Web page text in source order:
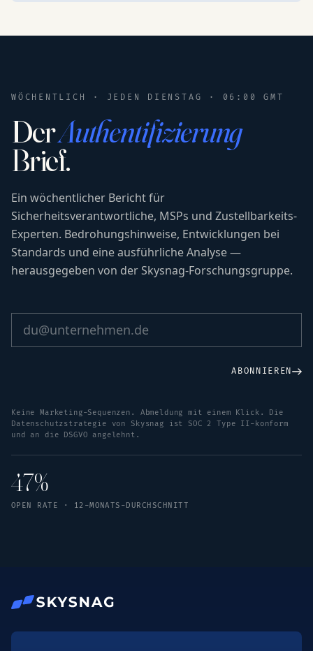
WÖCHENTLICH · JEDEN DIENSTAG · 06:00 GMT
DerAuthentifizierung
Brief.
Ein wöchentlicher Bericht für
Sicherheitsverantwortliche, MSPs und Zustellbarkeits-
Experten. Bedrohungshinweise, Entwicklungen bei
Standards und eine ausführliche Analyse —
herausgegeben von der Skysnag-Forschungsgruppe.
ABONNIEREN
Keine Marketing-Sequenzen. Abmeldung mit einem Klick. Die
Datenschutzstrategie von Skysnag ist SOC 2 Type II-konform
und an die DSGVO angelehnt.
47%
OPEN RATE · 12-MONATS-DURCHSCHNITT